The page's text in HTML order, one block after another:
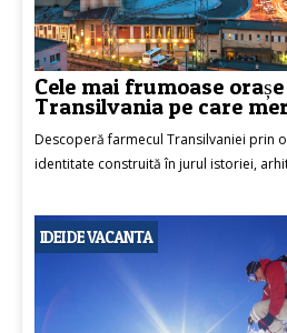
Cele mai frumoase
Transilvania pe care
Descoperă farmecul Transilvaniei prin
identitate construită în jurul istoriei,
IDEI DE VACANTA